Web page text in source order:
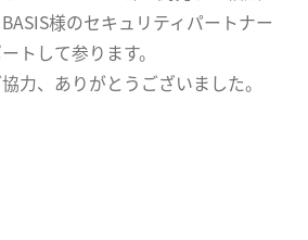
様のセキュリティパートナー
トして参ります。
力、ありがとうございました。